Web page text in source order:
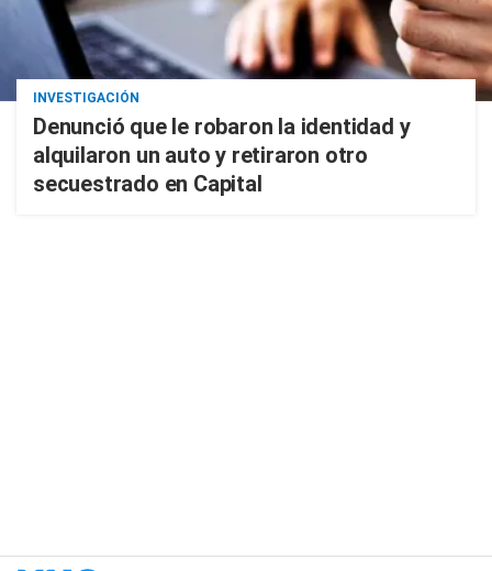
INVESTIGACIÓN
Denunció que le robaron la identidad y
alquilaron un auto y retiraron otro
secuestrado en Capital